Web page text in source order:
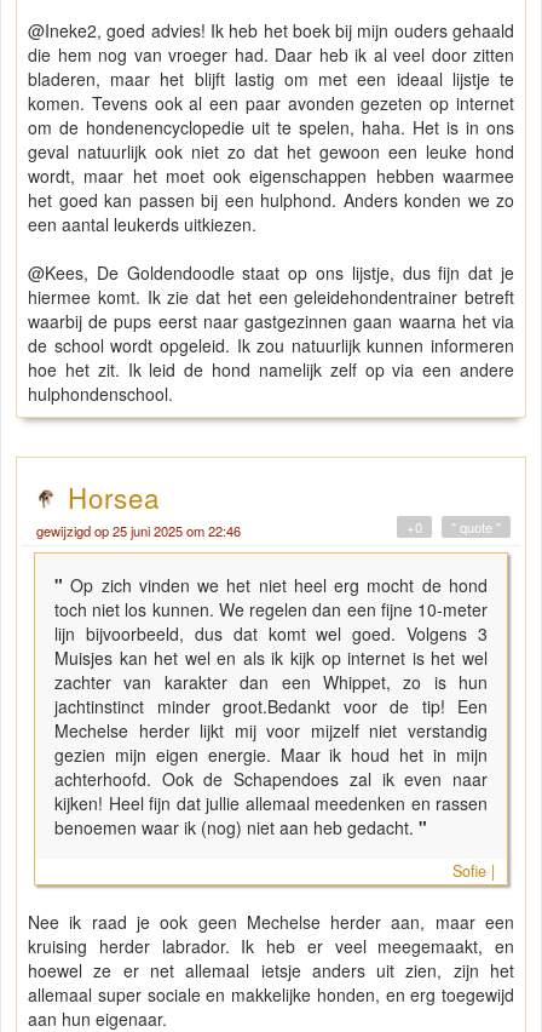
@Ineke2, goed advies! Ik heb het boek bij mijn ouders gehaald
die hem nog van vroeger had. Daar heb ik al veel door zitten
bladeren, maar het blijft lastig om met een ideaal lijstje te
komen. Tevens ook al een paar avonden gezeten op internet
om de hondenencyclopedie uit te spelen, haha. Het is in ons
geval natuurlijk ook niet zo dat het gewoon een leuke hond
wordt, maar het moet ook eigenschappen hebben waarmee
het goed kan passen bij een hulphond. Anders konden we zo
een aantal leukerds uitkiezen.
@Kees, De Goldendoodle staat op ons lijstje, dus fijn dat je
hiermee komt. Ik zie dat het een geleidehondentrainer betreft
waarbij de pups eerst naar gastgezinnen gaan waarna het via
de school wordt opgeleid. Ik zou natuurlijk kunnen informeren
hoe het zit. Ik leid de hond namelijk zelf op via een andere
hulphondenschool.
Horsea
gewijzigd op 25 juni 2025 om 22:46 " quote "
+0
"Op zich vinden we het niet heel erg mocht de hond
toch niet los kunnen. We regelen dan een fijne 10-meter
lijn bijvoorbeeld, dus dat komt wel goed. Volgens 3
Muisjes kan het wel en als ik kijk op internet is het wel
zachter van karakter dan een Whippet, zo is hun
jachtinstinct minder groot.Bedankt voor de tip! Een
Mechelse herder lijkt mij voor mijzelf niet verstandig
gezien mijn eigen energie. Maar ik houd het in mijn
achterhoofd. Ook de Schapendoes zal ik even naar
kijken! Heel fijn dat jullie allemaal meedenken en rassen
benoemen waar ik (nog) niet aan heb gedacht. "
Sofie |
Nee ik raad je ook geen Mechelse herder aan, maar een
kruising herder labrador. Ik heb er veel meegemaakt, en
hoewel ze er net allemaal ietsje anders uit zien, zijn het
allemaal super sociale en makkelijke honden, en erg toegewijd
aan hun eigenaar.